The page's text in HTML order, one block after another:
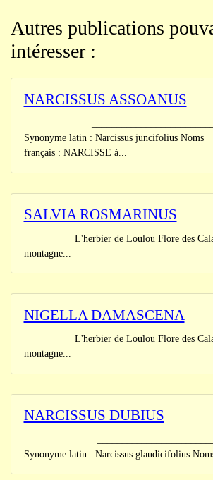
Autres publications
intéresser :
NARCISSUS ASSOANUS
Synonyme latin : Narcissus juncifolius Noms
français : NARCISSE à...
SALVIA ROSMARINUS
L'herbier de Loulou Flore des
montagne...
NIGELLA DAMASCENA
L'herbier de Loulou Flore des
montagne...
NARCISSUS DUBIUS
Synonyme latin : Narcissus glaudicifolius